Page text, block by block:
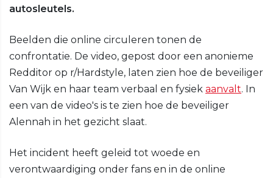
autosleutels.
Beelden die online circuleren tonen de
confrontatie. De video, gepost door een anonieme
Redditor op r/Hardstyle, laten zien hoe de beveiliger
Van Wijk en haar team verbaal en fysiek aanvalt. In
een van de video's is te zien hoe de beveiliger
Alennah in het gezicht slaat.
Het incident heeft geleid tot woede en
verontwaardiging onder fans en in de online